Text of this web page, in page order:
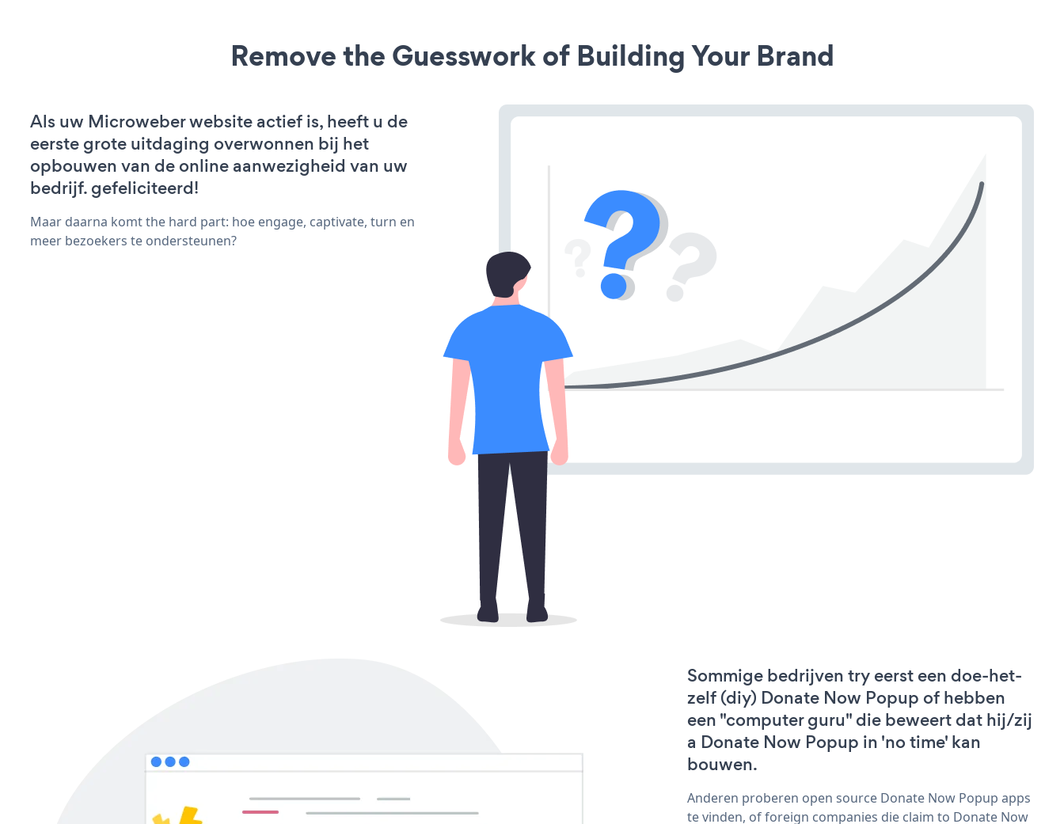
Remove the Guesswork of Building Your Brand
Als uw Microweber website actief is, heeft u de
eerste grote uitdaging overwonnen bij het
opbouwen van de online aanwezigheid van uw
bedrijf. gefeliciteerd!
Maar daarna komt the hard part: hoe engage, captivate, turn en
meer bezoekers te ondersteunen?
Sommige bedrijven try eerst een doe-het-
zelf (diy) Donate Now Popup of hebben
een "computer guru" die beweert dat hij/zij
a Donate Now Popup in 'no time' kan
bouwen.
Anderen proberen open source Donate Now Popup apps
te vinden, of foreign companies die claim to Donate Now